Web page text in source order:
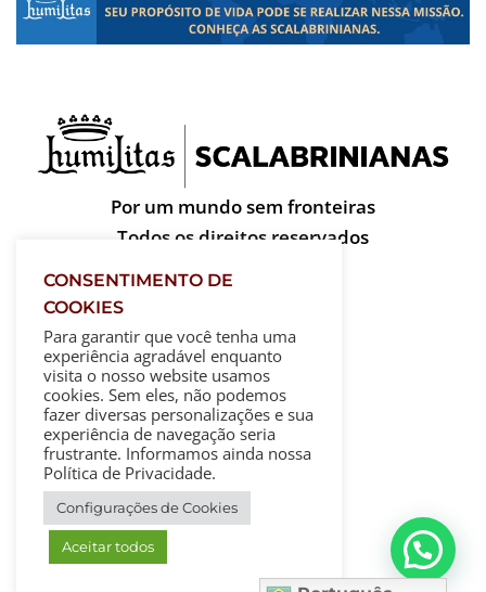
Por um mundo sem fronteiras
Todos os direitos reservados
CONSENTIMENTO DE
COOKIES
Para garantir que você tenha uma
experiência agradável enquanto
visita o nosso website usamos
cookies. Sem eles, não podemos
fazer diversas personalizações e sua
experiência de navegação seria
frustrante. Informamos ainda nossa
Política de Privacidade.
Configurações de Cookies
Aceitar todos